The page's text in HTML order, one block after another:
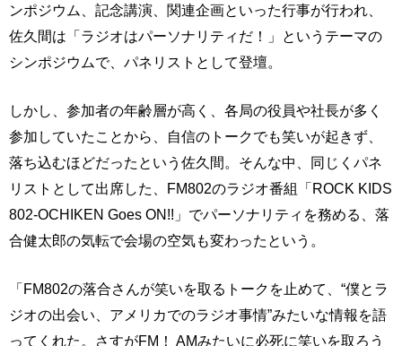
ンポジウム、記念講演、関連企画といった行事が行われ、
佐久間は「ラジオはパーソナリティだ！」というテーマの
シンポジウムで、パネリストとして登壇。
しかし、参加者の年齢層が高く、各局の役員や社長が多く
参加していたことから、自信のトークでも笑いが起きず、
落ち込むほどだったという佐久間。そんな中、同じくパネ
リストとして出席した、FM802のラジオ番組「ROCK KIDS
802-OCHIKEN Goes ON!!」でパーソナリティを務める、落
合健太郎の気転で会場の空気も変わったという。
「FM802の落合さんが笑いを取るトークを止めて、“僕とラ
ジオの出会い、アメリカでのラジオ事情”みたいな情報を語
ってくれた。さすがFM！ AMみたいに必死に笑いを取ろう